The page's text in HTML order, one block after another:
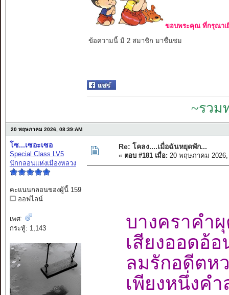
ขอบพระคุณ ที่กรุณาเ
ข้อความนี้ มี 2 สมาชิก มาชื่นชม
~รวม
20 พฤษภาคม 2026, 08:39:AM
โซ...เซอะเซอ
Special Class LV5
นักกลอนแห่งเมืองหลวง
คะแนนกลอนของผู้นี้ 159
ออฟไลน์
เพศ:
กระทู้: 1,143
Re: โคลง....เมื่อฉันหยุดพัก...
« ตอบ #181 เมื่อ: 20 พฤษภาคม 2026,
บางคราค
เสียงออดอ้
ลมรักอดีต
เพียงหนึ่งค